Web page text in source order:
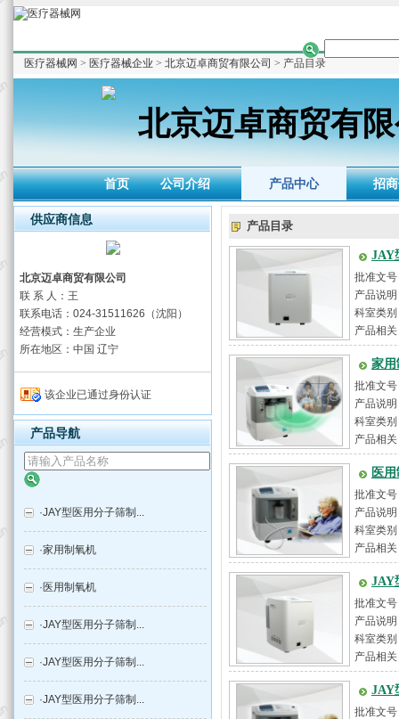
医疗器械网 > 医疗器械企业 > 北京迈卓商贸有限公司 > 产品目录
北京迈卓商贸有
首页 公司介绍 产品中心 招
供应商信息
北京迈卓商贸有限公司
联 系 人：王
联系电话：024-31511626（沈阳）
经营模式：生产企业
所在地区：中国 辽宁
该企业已通过身份认证
产品导航
·JAY型医用分子筛制...
·家用制氧机
· 医用制氧机
·JAY型医用分子筛制...
·JAY型医用分子筛制...
·JAY型医用分子筛制...
产品目录
JAY
批准文
产品说
科室类
产品相
家用
批准文
产品说
科室类
产品相
医
批准文
产品说
科室类
产品相
JAY
批准文
产品说
科室类
产品相
JAY
批准文